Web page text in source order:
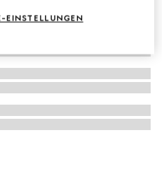
EINSTELLUNGEN